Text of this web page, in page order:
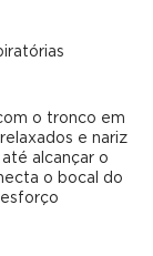
o tronco em
e nariz
alcançar o
o bocal do